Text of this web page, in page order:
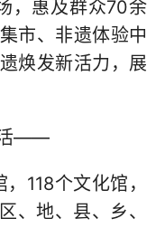
，惠及群众70余
市、非遗体验中
焕发新活力，展
活——
118个文化馆，
、地、县、乡、